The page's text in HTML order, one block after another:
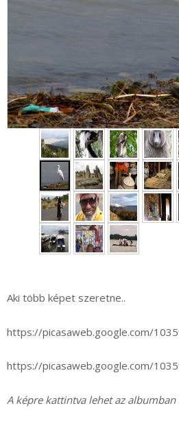
Aki több képet szeretne..
https://picasaweb.google.com/
https://picasaweb.google.com/
A képre kattintva lehet az albumban